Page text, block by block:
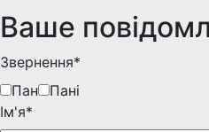
Ваше
Звернення*
Пан
Пані
Iм'я*